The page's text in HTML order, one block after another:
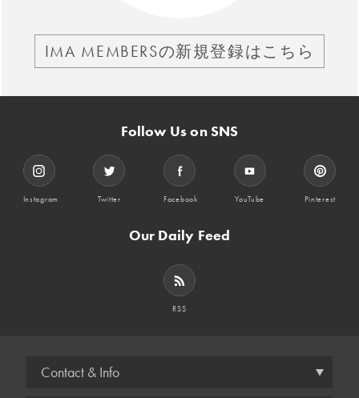
IMA MEMBERSの新規登録はこちら
Follow Us on SNS
Instagram Twitter Facebook YouTube Pinterest
Our Daily Feed
RSS
Contact & Info